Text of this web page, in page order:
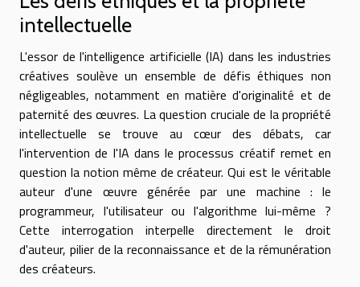
intellectuelle
L'essor de l'intelligence artificielle (IA) dans les industries
créatives soulève un ensemble de défis éthiques non
négligeables, notamment en matière d'originalité et de
paternité des œuvres. La question cruciale de la propriété
intellectuelle se trouve au cœur des débats, car
l'intervention de l'IA dans le processus créatif remet en
question la notion même de créateur. Qui est le véritable
auteur d'une œuvre générée par une machine : le
programmeur, l'utilisateur ou l'algorithme lui-même ?
Cette interrogation interpelle directement le droit
d'auteur, pilier de la reconnaissance et de la rémunération
des créateurs.